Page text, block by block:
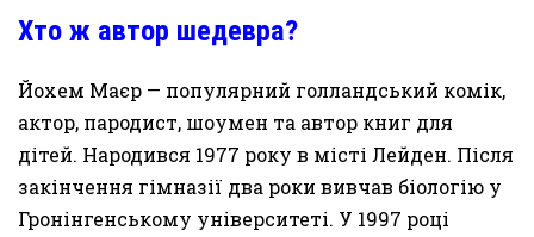
Хто ж автор шедевра?
Йохем Маєр — популярний голландський комік,
актор, пародист, шоумен та автор книг для
дітей. Народився 1977 року в місті Лейден. Після
закінчення гімназії два роки вивчав біологію у
Гронінгенському університеті. У 1997 році